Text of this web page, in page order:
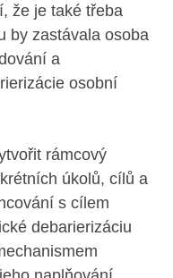
že je také třeba
by zastávala osoba
a
osobní
rámcový
úkolů, cílů a
s cílem
debarierizáciu